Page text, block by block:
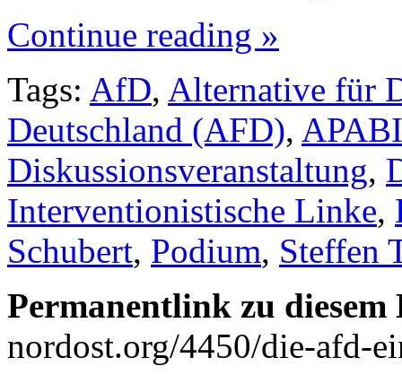
Continue reading »
Tags: AfD, Alternative für
Deutschland (AFD),
Diskussionsveranstaltung,
Interventionistische Linke,
Schubert, Podium, Steffen
Permanentlink zu
nordost.org/4450/die-afd-